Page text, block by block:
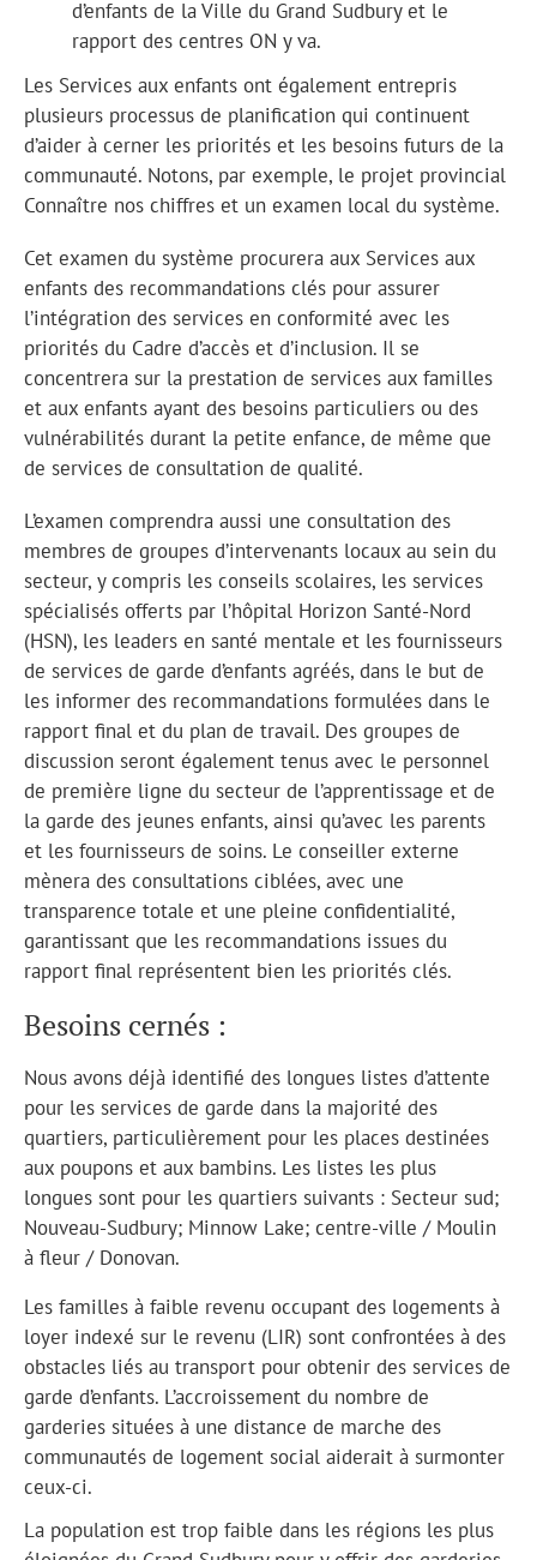
d’enfants de la Ville du Grand Sudbury et le
rapport des centres ON y va.
Les Services aux enfants ont également entrepris
plusieurs processus de planification qui continuent
d’aider à cerner les priorités et les besoins futurs de la
communauté. Notons, par exemple, le projet provincial
Connaître nos chiffres et un examen local du système.
Cet examen du système procurera aux Services aux
enfants des recommandations clés pour assurer
l’intégration des services en conformité avec les
priorités du Cadre d’accès et d’inclusion. Il se
concentrera sur la prestation de services aux familles
et aux enfants ayant des besoins particuliers ou des
vulnérabilités durant la petite enfance, de même que
de services de consultation de qualité.
L’examen comprendra aussi une consultation des
membres de groupes d’intervenants locaux au sein du
secteur, y compris les conseils scolaires, les services
spécialisés offerts par l’hôpital Horizon Santé-Nord
(HSN), les leaders en santé mentale et les fournisseurs
de services de garde d’enfants agréés, dans le but de
les informer des recommandations formulées dans le
rapport final et du plan de travail. Des groupes de
discussion seront également tenus avec le personnel
de première ligne du secteur de l’apprentissage et de
la garde des jeunes enfants, ainsi qu’avec les parents
et les fournisseurs de soins. Le conseiller externe
mènera des consultations ciblées, avec une
transparence totale et une pleine confidentialité,
garantissant que les recommandations issues du
rapport final représentent bien les priorités clés.
Besoins cernés :
Nous avons déjà identifié des longues listes d’attente
pour les services de garde dans la majorité des
quartiers, particulièrement pour les places destinées
aux poupons et aux bambins. Les listes les plus
longues sont pour les quartiers suivants : Secteur sud;
Nouveau-Sudbury; Minnow Lake; centre-ville / Moulin
à fleur / Donovan.
Les familles à faible revenu occupant des logements à
loyer indexé sur le revenu (LIR) sont confrontées à des
obstacles liés au transport pour obtenir des services de
garde d’enfants. L’accroissement du nombre de
garderies situées à une distance de marche des
communautés de logement social aiderait à surmonter
ceux-ci.
La population est trop faible dans les régions les plus